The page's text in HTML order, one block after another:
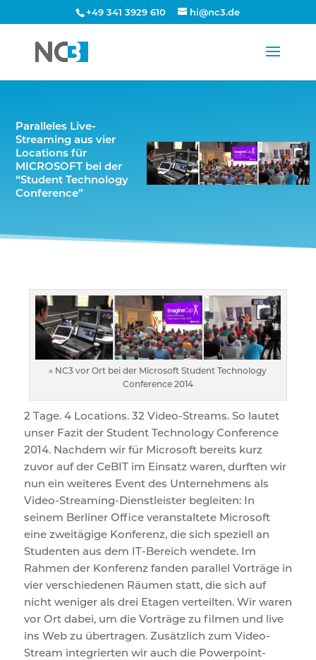
+49 341 3929 610 hi@nc3.de
Paralleles Live-
Streaming aus vier
Locations für
MICROSOFT bei der
“Student Technology
Conference”
» NC3 vor Ort bei der Microsoft Student Technology
Conference 2014
2 Tage. 4 Locations. 32 Video-Streams. So lautet
unser Fazit der Student Technology Conference
2014. Nachdem wir für Microsoft bereits kurz
zuvor auf der CeBIT im Einsatz waren, durften wir
nun ein weiteres Event des Unternehmens als
Video-Streaming-Dienstleister begleiten: In
seinem Berliner Office veranstaltete Microsoft
eine zweitägige Konferenz, die sich speziell an
Studenten aus dem IT-Bereich wendete. Im
Rahmen der Konferenz fanden parallel Vorträge in
vier verschiedenen Räumen statt, die sich auf
nicht weniger als drei Etagen verteilten. Wir waren
vor Ort dabei, um die Vorträge zu filmen und live
ins Web zu übertragen. Zusätzlich zum Video-
Stream integrierten wir auch die Powerpoint-